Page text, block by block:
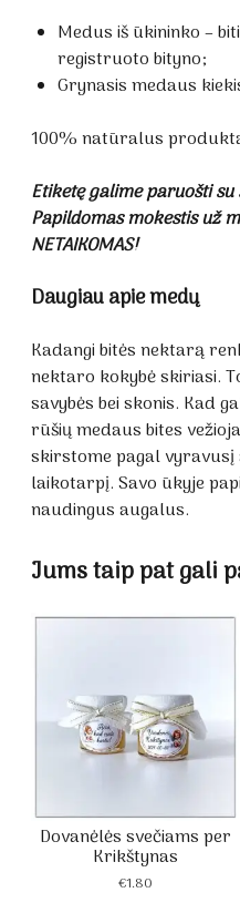
Medus iš ūkininko –
registruoto bityno;
Grynasis medaus
100% natūralus
Etiketę galime paruošti
Papildomas mokestis už
NETAIKOMAS!
Daugiau apie medų
Kadangi bitės nektarą
nektaro kokybė skiriasi.
savybės bei skonis. Kad
rūšių medaus bites
skirstome pagal vyravusį
laikotarpį. Savo ūkyje
naudingus augalus.
Jums taip pat gali
Dovanėlės svečiams per
Krikštynas
€1.80